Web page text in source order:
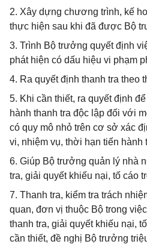
2. Xây dựng chương trình, kế
thực hiện sau khi đã được Bộ
3. Trình Bộ trưởng quyết định
phát hiện có dấu hiệu vi phạm
4. Ra quyết định thanh tra theo
5. Khi cần thiết, ra quyết định
hành thanh tra độc lập đối với
có quy mô nhỏ trên cơ sở xác
vi, nhiệm vụ, thời hạn tiến hành
6. Giúp Bộ trưởng quản lý nhà
tra, giải quyết khiếu nại, tố cáo
7. Thanh tra, kiểm tra trách
quan, đơn vị thuộc Bộ trong
thanh tra, giải quyết khiếu nại,
cần thiết, đề nghị Bộ trưởng